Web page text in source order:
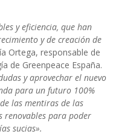
y eficiencia, que han
y de creación de
Ortega, responsable de
de Greenpeace España.
y aprovechar el nuevo
para un futuro 100%
las mentiras de las
renovables para poder
sucias».